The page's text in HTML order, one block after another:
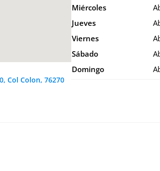
Col Colon, 76270
Miércoles
Jueves
Viernes
Sábado
Domingo